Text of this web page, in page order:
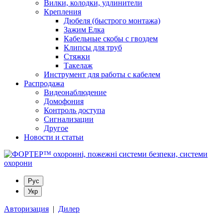
Вилки, колодки, удлинители
Крепления
Дюбеля (быстрого монтажа)
Зажим Елка
Кабельные скобы с гвоздем
Клипсы для труб
Стяжки
Такелаж
Инструмент для работы с кабелем
Распродажа
Видеонаблюдение
Домофония
Контроль доступа
Сигнализации
Другое
Новости и статьи
Рус
Укр
Авторизация | Дилер